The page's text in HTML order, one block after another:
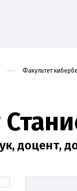
Факультет
доцент,